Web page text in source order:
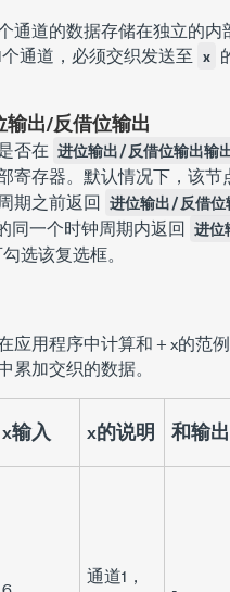
通道的数据存储在独立的内
通道，必须交织发送至 x
输出/反借位输出
否在 进位输出/反借位输出输
寄存器。默认情况下，该节
期之前返回 进位输出/反借位
同一个时钟周期内返回 进
选该复选框。
应用程序中计算和+x的范
累加交织的数据。
x输入 x的说明 和输出
通道1，